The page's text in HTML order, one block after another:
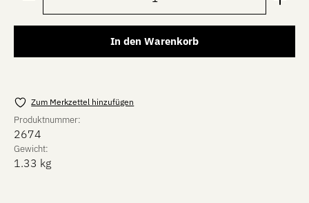
In den Warenkorb
Zum Merkzettel hinzufügen
Produktnummer:
2674
Gewicht:
1.33 kg